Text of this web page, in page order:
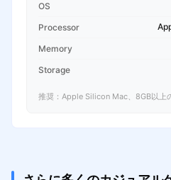
OS
Processor
Memory
Storage
推奨：Apple Silicon Mac、8GB以上